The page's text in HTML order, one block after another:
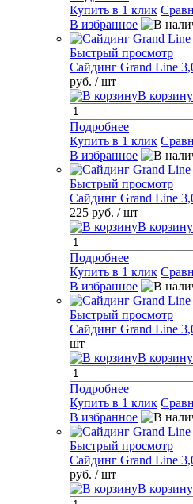
Купить в 1 клик
В избранное
Быстрый просмотр
Сайдинг Grand Line
руб. / шт
В корзину
Подробнее
Купить в 1 клик
В избранное
Быстрый просмотр
Сайдинг Grand Line
225 руб. / шт
В корзину
Подробнее
Купить в 1 клик
В избранное
Быстрый просмотр
Сайдинг Grand Line
шт
В корзину
Подробнее
Купить в 1 клик
В избранное
Быстрый просмотр
Сайдинг Grand Line
руб. / шт
В корзину